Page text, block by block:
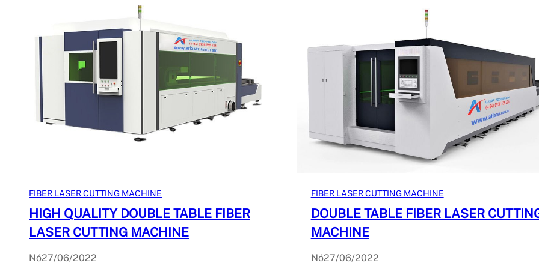
FIBER LASER CUTTING MACHINE
HIGH QUALITY DOUBLE TABLE FIBER
LASER CUTTING MACHINE
Nó27/06/2022
FIBER LASER CUTTING MACHINE
DOUBLE TABLE FIBER LASER
MACHINE
Nó27/06/2022